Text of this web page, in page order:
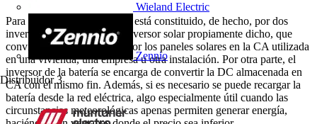
Wieland Electric
Zennio
Distribuidor 3
Para ello, el inversor híbrido está constituido, de hecho, por dos
inversores. Por un lado, el inversor solar propiamente dicho, que
convierte la DC producida por los paneles solares en la CA utilizada
en una vivienda, una empresa u otra instalación. Por otra parte, el
inversor de la batería se encarga de convertir la DC almacenada en
CA con el mismo fin. Además, si es necesario se puede recargar la
batería desde la red eléctrica, algo especialmente útil cuando las
circunstancias meteorológicas apenas permiten generar energía,